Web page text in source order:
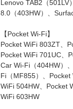
Lenovo TAB2（501LV
8.0（403HW）、
【Pocket Wi-Fi】
Pocket WiFi 803ZT、
Pocket WiFi 701UC、
Car Wi-Fi（404HW）
Fi（MF855）、
WiFi 504HW、Pocket
WiFi 603HW